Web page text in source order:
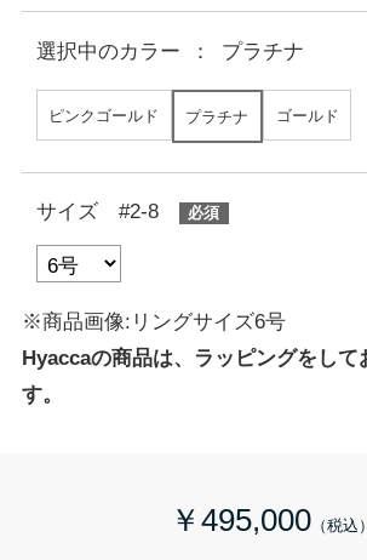
選択中のカラー ： プラチナ
ピンクゴールド プラチナ ゴールド
サイズ #2-8
※商品画像:リングサイズ6号
Hyaccaの商品は、ラッピングをして
す。
￥495,000